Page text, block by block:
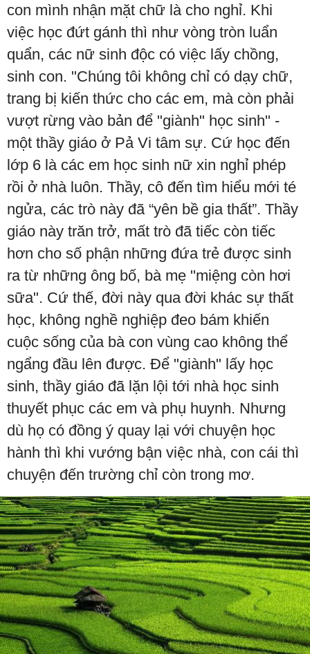
con mình nhận mặt chữ là cho nghỉ. Khi
việc học đứt gánh thì như vòng tròn luẩn
quẩn, các nữ sinh độc có việc lấy chồng,
sinh con. "Chúng tôi không chỉ có dạy chữ,
trang bị kiến thức cho các em, mà còn phải
vượt rừng vào bản để "giành" học sinh" -
một thầy giáo ở Pả Vi tâm sự. Cứ học đến
lớp 6 là các em học sinh nữ xin nghỉ phép
rồi ở nhà luôn. Thầy, cô đến tìm hiểu mới té
ngửa, các trò này đã “yên bề gia thất”. Thầy
giáo này trăn trở, mất trò đã tiếc còn tiếc
hơn cho số phận những đứa trẻ được sinh
ra từ những ông bố, bà mẹ "miệng còn hơi
sữa". Cứ thế, đời này qua đời khác sự thất
học, không nghề nghiệp đeo bám khiến
cuộc sống của bà con vùng cao không thể
ngẩng đầu lên được. Để "giành" lấy học
sinh, thầy giáo đã lặn lội tới nhà học sinh
thuyết phục các em và phụ huynh. Nhưng
dù họ có đồng ý quay lại với chuyện học
hành thì khi vướng bận việc nhà, con cái thì
chuyện đến trường chỉ còn trong mơ.